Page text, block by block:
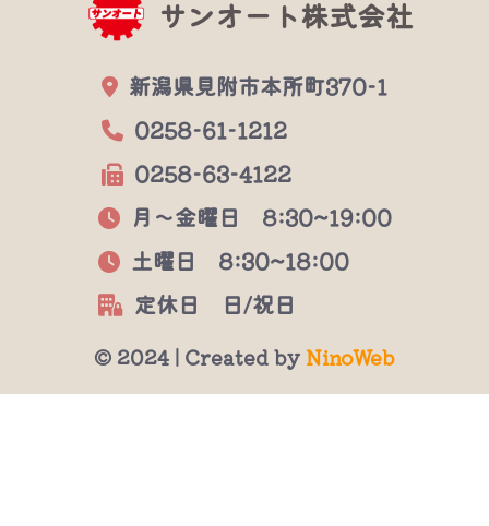
サンオート株式会社
新潟県見附市本所町370-1
0258-61-1212
0258-63-4122
月～金曜日 8:30~19:00
土曜日 8:30~18:00
定休日 日/祝日
© 2024 | Created by NinoWeb